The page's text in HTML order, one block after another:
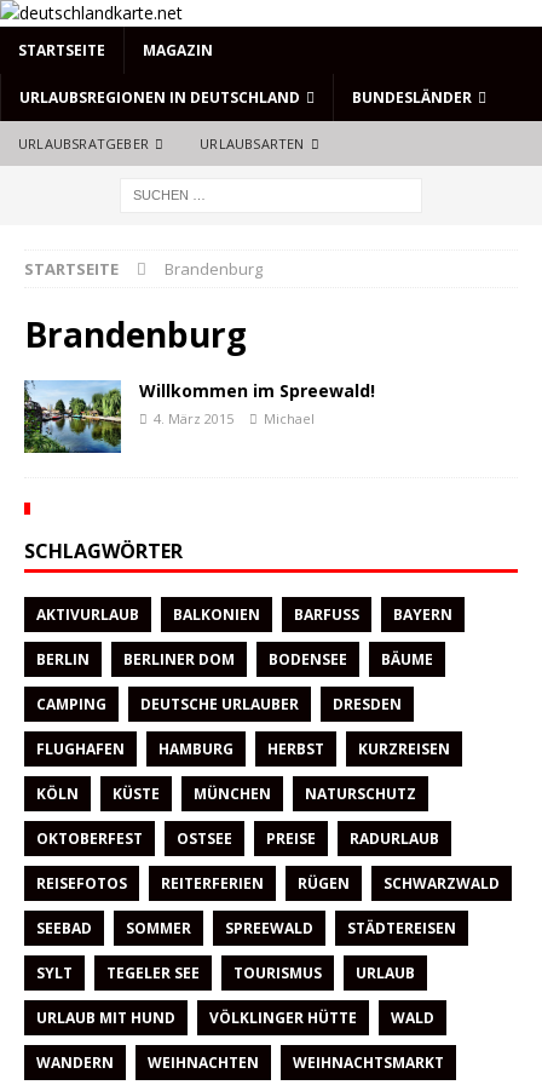
STARTSEITE MAGAZIN
URLAUBSREGIONEN IN DEUTSCHLAND BUNDESLÄNDER
URLAUBSRATGEBER URLAUBSARTEN
STARTSEITE Brandenburg
Brandenburg
Willkommen im Spreewald!
4. März 2015 Michael
SCHLAGWÖRTER
AKTIVURLAUB BALKONIEN BARFUSS BAYERN
BERLIN BERLINER DOM BODENSEE BÄUME
CAMPING DEUTSCHE URLAUBER DRESDEN
FLUGHAFEN HAMBURG HERBST KURZREISEN
KÖLN KÜSTE MÜNCHEN NATURSCHUTZ
OKTOBERFEST OSTSEE PREISE RADURLAUB
REISEFOTOS REITERFERIEN RÜGEN SCHWARZWALD
SEEBAD SOMMER SPREEWALD STÄDTEREISEN
SYLT TEGELER SEE TOURISMUS URLAUB
URLAUB MIT HUND VÖLKLINGER HÜTTE WALD
WANDERN WEIHNACHTEN WEIHNACHTSMARKT